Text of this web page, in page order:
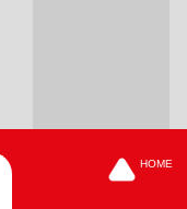
HOME